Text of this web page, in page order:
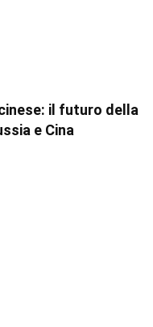
il futuro della
e Cina